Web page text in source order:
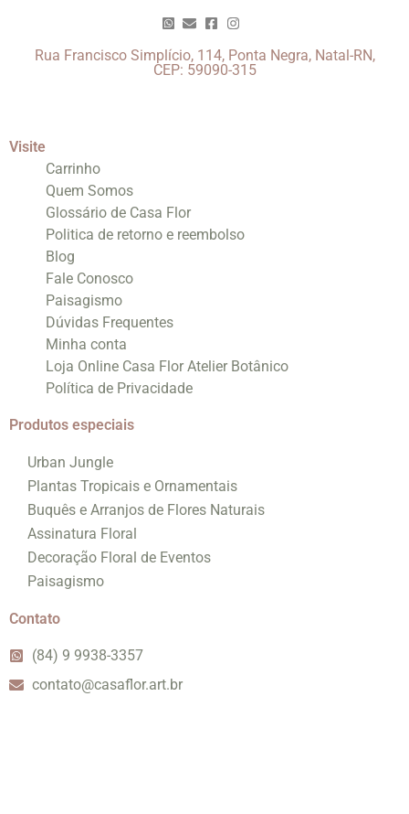
Rua Francisco Simplício, 114, Ponta Negra, Natal-RN,
CEP: 59090-315
Visite
Carrinho
Quem Somos
Glossário de Casa Flor
Politica de retorno e reembolso
Blog
Fale Conosco
Paisagismo
Dúvidas Frequentes
Minha conta
Loja Online Casa Flor Atelier Botânico
Política de Privacidade
Produtos especiais
Urban Jungle
Plantas Tropicais e Ornamentais
Buquês e Arranjos de Flores Naturais
Assinatura Floral
Decoração Floral de Eventos
Paisagismo
Contato
(84) 9 9938-3357
contato@casaflor.art.br